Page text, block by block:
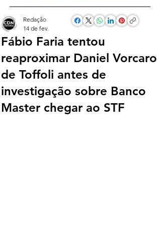
Fábio Faria tentou
reaproximar Daniel Vorcaro
de Toffoli antes de
investigação sobre Banco
Master chegar ao STF
Redação
14 de fev.